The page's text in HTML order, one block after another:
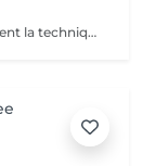
Le Forfait Balayage + Coupe + Brushing contient la technique Balayage, un coulage (pour donner le bon reflet au Balayage), Olaplex, une Coupe et un Brushing. Dépendant de la quantité de produit utilisée ou de la longueur des cheveux, le prix peut varier. En cas de questions veuillez appeler au +352 26 35 02 89.